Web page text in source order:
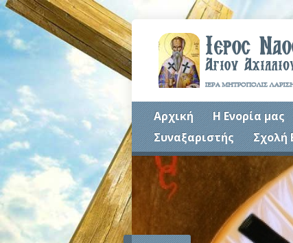
Αρχική Η Ενορία μας
Συναξαριστής
Σχολή